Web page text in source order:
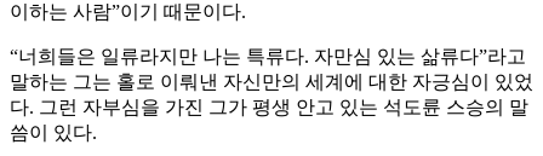
이하는 사람”이기 때문이다.
“너희들은 일류라지만 나는 특류다. 자만심 있는 삶류다”라고
말하는 그는 홀로 이뤄낸 자신만의 세계에 대한 자긍심이 있었
다. 그런 자부심을 가진 그가 평생 안고 있는 석도륜 스승의 말
씀이 있다.